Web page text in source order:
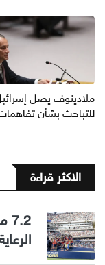
ملادينوف يصل
للتباحث بشأن
الاكثر قراءة